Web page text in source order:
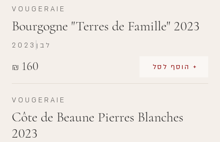
VOUGERAIE
Bourgogne "Terres de Famille" 2023
₪ 160 + הוסף לסל
2023 לבן
VOUGERAIE
Côte de Beaune Pierres Blanches
2023